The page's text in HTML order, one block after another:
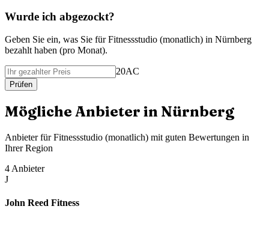
Wurde ich abgezockt?
Geben Sie ein, was Sie fürFitnessstudio (monatlich) in Nürnberg
bezahlt haben (pro Monat).
20AC
Prüfen
Mögliche Anbieter in Nürnberg
Anbieter fürFitnessstudio (monatlich) mit guten Bewertungen in
Ihrer Region
4 Anbieter
J
John Reed Fitness